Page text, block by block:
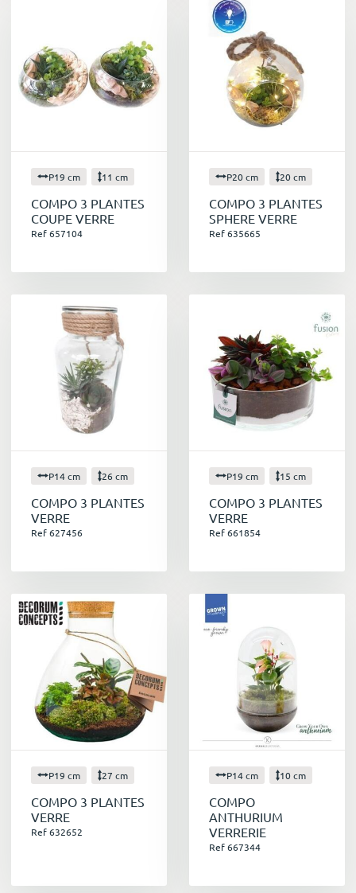
P19 cm 11 cm
COMPO 3 PLANTES
COUPE VERRE
Ref 657104
P20 cm 20 cm
COMPO 3 PLANTES
SPHERE VERRE
Ref 635665
P14 cm 26 cm
COMPO 3 PLANTES
VERRE
Ref 627456
P19 cm 15 cm
COMPO 3 PLANTES
VERRE
Ref 661854
P19 cm 27 cm
COMPO 3 PLANTES
VERRE
Ref 632652
P14 cm 10 cm
COMPO
ANTHURIUM
VERRERIE
Ref 667344